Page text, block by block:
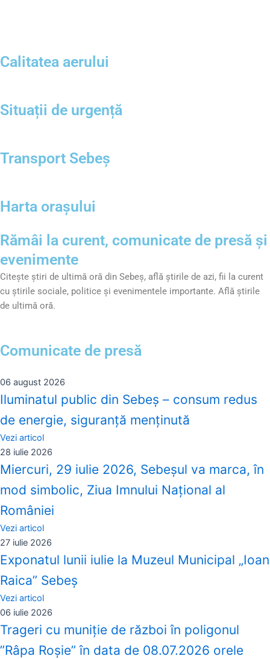
Calitatea aerului
Situații de urgență
Transport Sebeș
Harta orașului
Rămâi la curent, comunicate de presă și
evenimente
Citește știri de ultimă oră din Sebeș, află știrile de azi, fii la curent
cu știrile sociale, politice și evenimentele importante. Află știrile
de ultimă oră.
Comunicate de presă
06 august 2026
Iluminatul public din Sebeș – consum redus
de energie, siguranță menținută
Vezi articol
28 iulie 2026
Miercuri, 29 iulie 2026, Sebeșul va marca, în
mod simbolic, Ziua Imnului Național al
României
Vezi articol
27 iulie 2026
Exponatul lunii iulie la Muzeul Municipal „Ioan
Raica” Sebeş
Vezi articol
06 iulie 2026
Trageri cu muniție de război în poligonul
”Râpa Roșie” în data de 08.07.2026 orele